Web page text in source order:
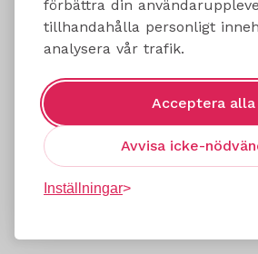
förbättra din
tillhandahålla personligt
analysera vår trafik.
Acceptera alla
Avvisa icke-
Inställningar